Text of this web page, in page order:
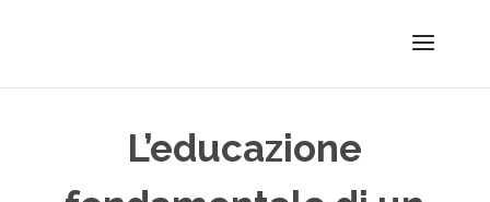
L’educazione